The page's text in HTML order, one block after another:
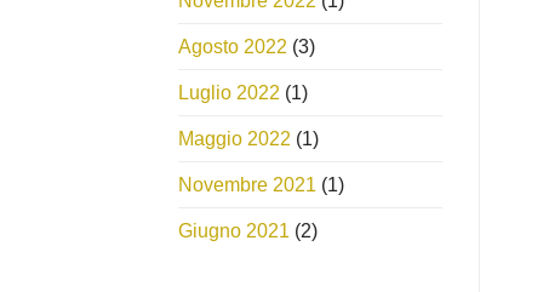
Agosto 2022 (3)
Luglio 2022 (1)
Maggio 2022 (1)
Novembre 2021 (1)
Giugno 2021 (2)